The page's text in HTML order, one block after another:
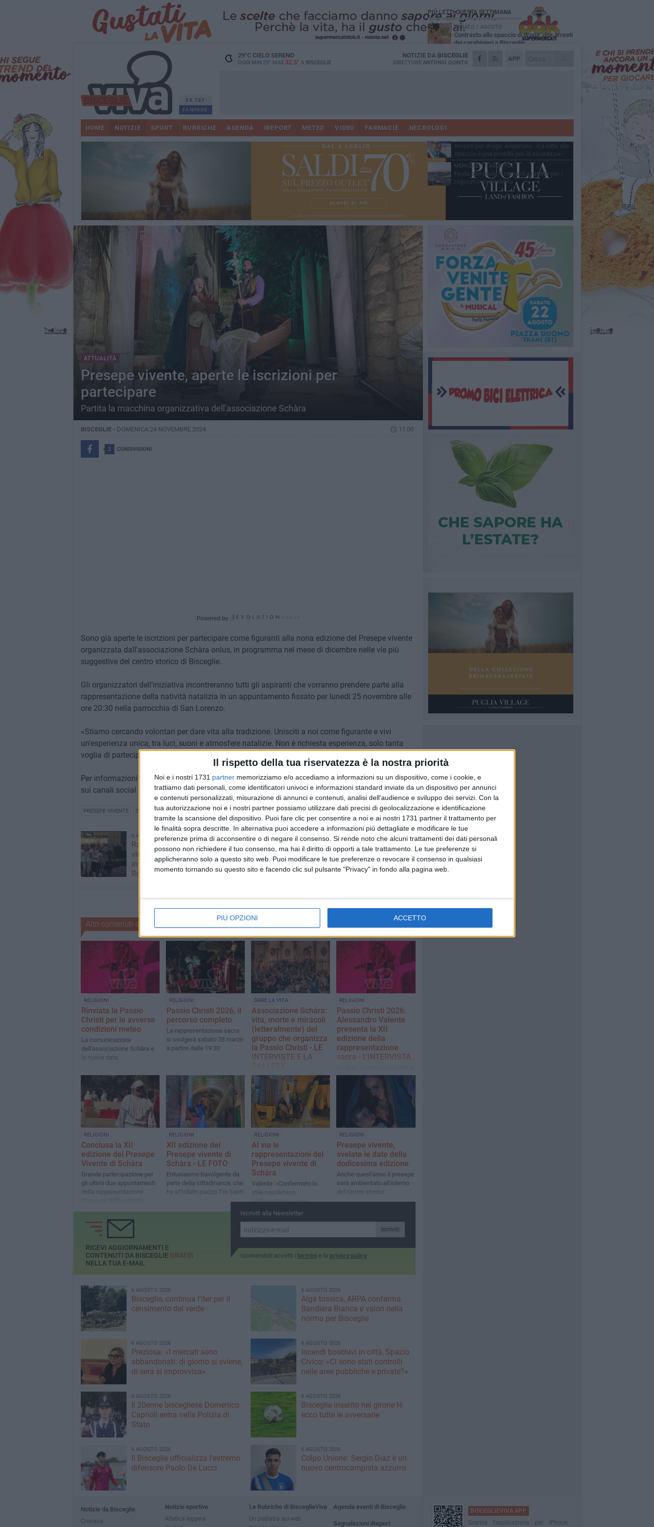
Il rispetto della tua riservatezza è la nostra priorità
Noi e i nostri 1731 partner memorizziamo e/o accediamo a informazioni su un dispositivo, come i cookie, e
trattiamo dati personali, come identificatori univoci e informazioni standard inviate da un dispositivo per annunci
e contenuti personalizzati, misurazione di annunci e contenuti, analisi dell'audience e sviluppo dei servizi. Con la
tua autorizzazione noi e i nostri partner possiamo utilizzare dati precisi di geolocalizzazione e identificazione
tramite la scansione del dispositivo. Puoi fare clic per consentire a noi e ai nostri 1731 partner il trattamento per
le finalità sopra descritte. In alternativa puoi accedere a informazioni più dettagliate e modificare le tue
preferenze prima di acconsentire o di negare il consenso. Si rende noto che alcuni trattamenti dei dati personali
possono non richiedere il tuo consenso, ma hai il diritto di opporti a tale trattamento. Le tue preferenze si
applicheranno solo a questo sito web. Puoi modificare le tue preferenze o revocare il consenso in qualsiasi
momento tornando su questo sito e facendo clic sul pulsante "Privacy" in fondo alla pagina web.
PIÙ OPZIONI ACCETTO
30.727
FANPAGE
29°CCIELO SERENO
OGGI MIN 25° MAX 32.5° A BISCEGLIE
APP
NOTIZIE DA BISCEGLIE
DIRETTORE ANTONIO QUINTO
HOME NOTIZIE SPORT RUBRICHE AGENDA IREPORT METEO VIDEO FARMACIE NECROLOGI
ATTUALITÀ
Presepe vivente, aperte le iscrizioni per
partecipare
Partita la macchina organizzativa dell'associazione Schàra
BISCEGLIE - DOMENICA 24 NOVEMBRE 2024 11.00
2 CONDIVISIONI
Powered by
Sono già aperte le iscrizioni per partecipare come figuranti alla nona edizione del Presepe vivente
organizzata dall'associazione Schàra onlus, in programma nel mese di dicembre nelle vie più
suggestive del centro storico di Bisceglie.
Gli organizzatori dell'iniziativa incontreranno tutti gli aspiranti che vorranno prendere parte alla
rappresentazione della natività natalizia in un appuntamento fissato per lunedì 25 novembre alle
ore 20:30 nella parrocchia di San Lorenzo.
«Stiamo cercando volontari per dare vita alla tradizione. Unisciti a noi come figurante e vivi
un'esperienza unica, tra luci, suoni e atmosfere natalizie. Non è richiesta esperienza, solo tanta
voglia di partecipare» commentano in un post sui canali social dell'associazione Schàra.
Per informazioni è possibile contattare l'associazione tramite il numero Whatsapp 3270604316 o
sui canali social Facebook e Instagram.
PRESEPE VIVENTE SCHARA ONLUS
6 AGOSTO 2026
Ragazzi biscegliesi diventano
virali dopo un'esibizione
improvvisata in aeroporto a
Roma-Fiumicino
6 AGOSTO 2026
Aspettando il Palio della Quercia:
il Fantapalio
Altri contenuti a tema
RELIGIONI
Rinviata la Passio
Christi per le avverse
condizioni meteo
La comunicazione
dell'associazione Schàra e
la nuova data
RELIGIONI
Passio Christi 2026, il
percorso completo
La rappresentazione sacra
si svolgerà sabato 28 marzo
a partire dalle 19.30
DARE LA VITA
Associazione Schára:
vita, morte e miracoli
(letteralmente) del
gruppo che organizza
la Passio Christi - LE
INTERVISTE E LA
Volontariato e desiderio di
aggregazione: queste le due
parole chiave per i ragazzi e
le ragazze dell'associazione
RELIGIONI
Passio Christi 2026:
Alessandro Valente
presenta la XII
edizione della
rappresentazione
sacra - L'INTERVISTA
novità della nuova edizione
RELIGIONI
Conclusa la XII
edizione del Presepe
Vivente di Schára
Grande partecipazione per
gli ultimi due appuntamenti
della rappresentazione
RELIGIONI
XII edizione del
Presepe vivente di
Schàra - LE FOTO
Entusiasmo travolgente da
parte della cittadinanza, che
ha affollato piazza Tre Santi
RELIGIONI
Al via le
rappresentazioni del
Presepe vivente di
Schára
Valente: «Confermato lo
stile napoletano
settecentesco, sarà
maggiore il coinvolgimento
RELIGIONI
Presepe vivente,
svelate le date della
dodicesima edizione
Anche quest'anno il presepe
sarà ambientato all'interno
del centro storico
Iscriviti alla Newsletter
Iscriviti
Iscrivendoti accetti i termini e la privacy policy
RICEVI AGGIORNAMENTI E
CONTENUTI DA BISCEGLIE GRATIS
NELLA TUA E-MAIL
6 AGOSTO 2026
Bisceglie, continua l'iter per il
censimento del verde
6 AGOSTO 2026
Alga tossica, ARPA conferma
Bandiera Bianca e valori nella
norma per Bisceglie
6 AGOSTO 2026
Preziosa: «I mercati sono
abbandonati: di giorno si sviene,
di sera si improvvisa»
6 AGOSTO 2026
Incendi boschivi in città, Spazio
Civico: «Ci sono stati controlli
nelle aree pubbliche e private?»
6 AGOSTO 2026
Il 20enne biscegliese Domenico
Caprioli entra nella Polizia di
Stato
6 AGOSTO 2026
Bisceglie inserito nel girone H:
ecco tutte le avversarie
6 AGOSTO 2026
Il Bisceglie ufficializza l'estremo
difensore Paolo De Lucci
6 AGOSTO 2026
Colpo Unione: Sergio Diaz è un
nuovo centrocampista azzurro
PIÙ LETTI QUESTA SETTIMANA
SABATO 1 AGOSTO
Contrasto allo spaccio di droga, due arresti
dei carabinieri a Bisceglie
MARTEDÌ 4 AGOSTO
Emergenza caldo, il Comune di Bisceglie
Due auto incendiate nella notte in via Dieta
SABATO 1 AGOSTO
MERCOLEDÌ 5 AGOSTO
Festa patronale, luna park gratuito per i
ragazzi con disabilità
Notizie da Bisceglie
Cronaca
Notizie sportive
Atletica leggera
Le Rubriche di BisceglieViva
Un pediatra sul web
Agenda eventi di Bisceglie
Segnalazioni iReport
BISCEGLIEVIVA APP
Scarica l'applicazione per iPhone,